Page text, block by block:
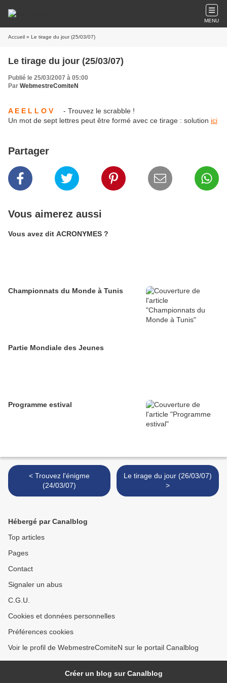
MENU
Accueil » Le tirage du jour (25/03/07)
Le tirage du jour (25/03/07)
Publié le 25/03/2007 à 05:00
Par WebmestreComiteN
A E E L L O V
- Trouvez le scrabble !
Un mot de sept lettres peut être formé avec ce tirage : solution ici
Partager
Vous aimerez aussi
Vous avez dit ACRONYMES ?
Championnats du Monde à Tunis
Partie Mondiale des Jeunes
Programme estival
< Trouvez l'énigme
(24/03/07)
Le tirage du jour (26/03/07)
>
Hébergé par Canalblog
Top articles
Pages
Contact
Signaler un abus
C.G.U.
Cookies et données personnelles
Préférences cookies
Voir le profil de WebmestreComiteN sur le portail Canalblog
Créer un blog sur Canalblog